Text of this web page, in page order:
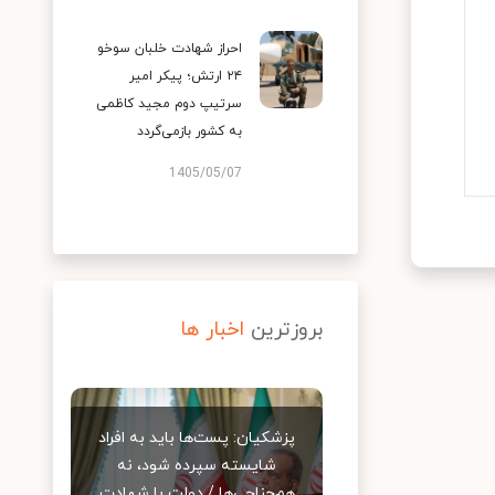
احراز شهادت خلبان سوخو
۲۴ ارتش؛ پیکر امیر
سرتیپ دوم مجید کاظمی
به کشور بازمی‌گردد
1405/05/07
بروزترین اخبار ها
پزشکیان: پست‌ها باید به افراد
شایسته سپرده شود، نه